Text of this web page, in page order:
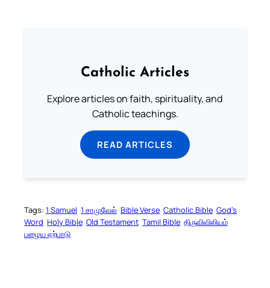
Catholic Articles
Explore articles on faith, spirituality, and
Catholic teachings.
READ ARTICLES
Tags: 1 Samuel 1 சாமுவேல் Bible Verse Catholic Bible God’s
Word Holy Bible Old Testament Tamil Bible திருவிவிலியம்
பழைய ஏற்பாடு